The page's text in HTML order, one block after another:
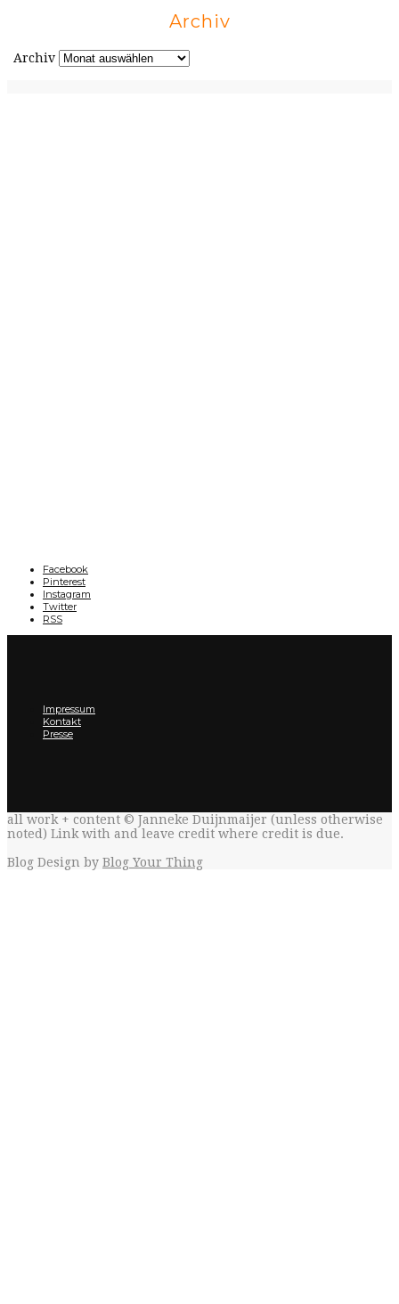
Archiv
Archiv
Facebook
Pinterest
Instagram
Twitter
RSS
Impressum
Kontakt
Presse
all work + content © Janneke Duijnmaijer (unless otherwise
noted) Link with and leave credit where credit is due.
Blog Design by Blog Your Thing